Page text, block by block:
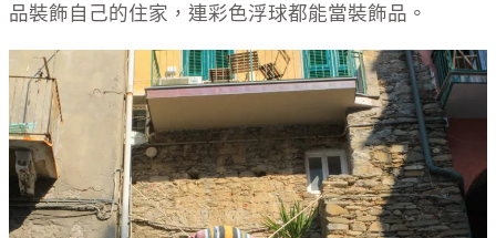
品裝飾自己的住家，連彩色浮球都能當裝飾品。